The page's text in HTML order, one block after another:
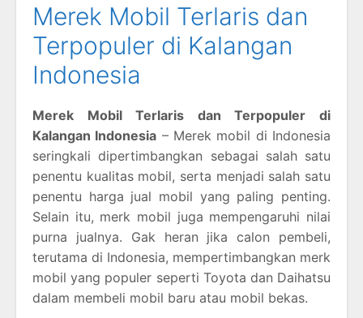
Merek Mobil Terlaris dan
Terpopuler di Kalangan
Indonesia
Merek Mobil Terlaris dan Terpopuler di
Kalangan Indonesia – Merek mobil di Indonesia
seringkali dipertimbangkan sebagai salah satu
penentu kualitas mobil, serta menjadi salah satu
penentu harga jual mobil yang paling penting.
Selain itu, merk mobil juga mempengaruhi nilai
purna jualnya. Gak heran jika calon pembeli,
terutama di Indonesia, mempertimbangkan merk
mobil yang populer seperti Toyota dan Daihatsu
dalam membeli mobil baru atau mobil bekas.